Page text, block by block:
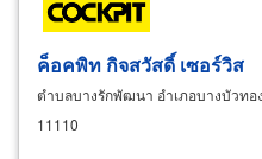
ค็อคพิท กิจสวัสดิ์ เซอร์วิส
ตำบลบางรักพัฒนา อำเภอบางบัวท
11110